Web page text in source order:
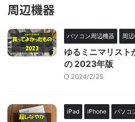
周辺機器
パソコン周辺機器 周
ゆるミニマリスト
の 2023年版
2024/2/25
iPad iPhone パソコ